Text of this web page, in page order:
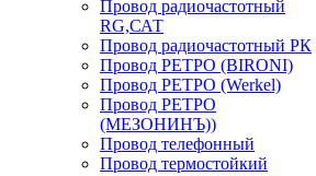
Провод радиочастотный
RG,САТ
Провод радиочастотный РК
Провод РЕТРО (BIRONI)
Провод РЕТРО (Werkel)
Провод РЕТРО
(МЕЗОНИНЪ))
Провод телефонный
Провод термостойкий